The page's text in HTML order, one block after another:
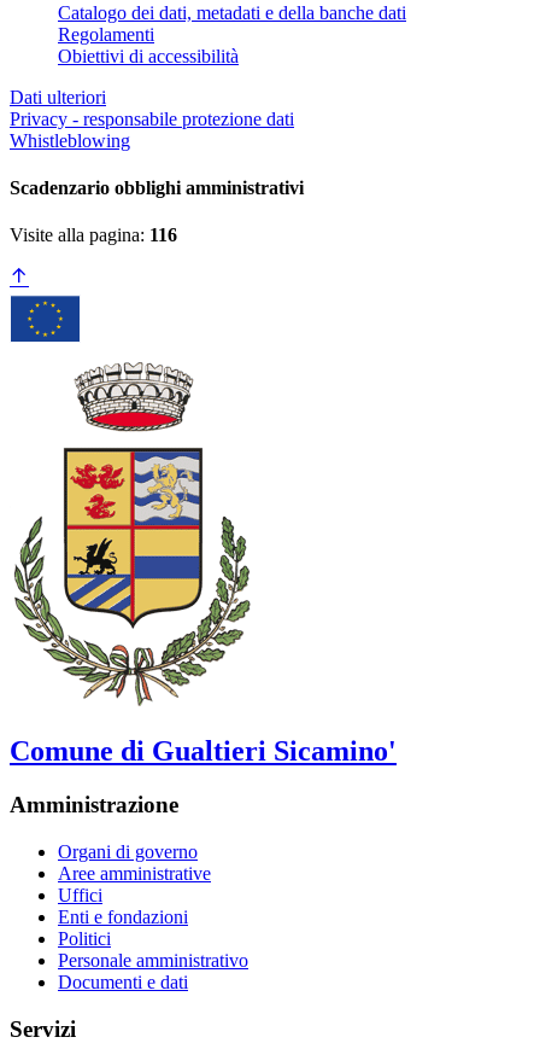
Catalogo dei dati, metadati e della banche dati
Regolamenti
Obiettivi di accessibilità
Dati ulteriori
Privacy - responsabile protezione dati
Whistleblowing
Scadenzario obblighi amministrativi
Visite alla pagina: 116
Comune di Gualtieri Sicamino'
Amministrazione
Organi di governo
Aree amministrative
Uffici
Enti e fondazioni
Politici
Personale amministrativo
Documenti e dati
Servizi